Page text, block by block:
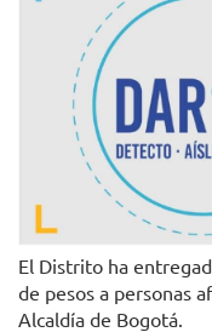
El Distrito ha
de pesos a personas
Alcaldía de Bogotá.